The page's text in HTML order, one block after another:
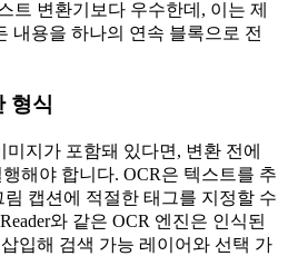
트 변환기보다 우수한데, 이는 제
내용을 하나의 연속 블록으로 전
형식
지가 포함돼 있다면, 변환 전에
해야 합니다. OCR은 텍스트를 추
림 캡션에 적절한 태그를 지정할 수
와 같은 OCR 엔진은 인식된
입해 검색 가능 레이어와 선택 가